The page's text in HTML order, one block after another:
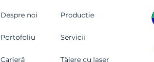
Despre noi
Portofoliu
Carieră
Producție
Servicii
Tăiere cu laser